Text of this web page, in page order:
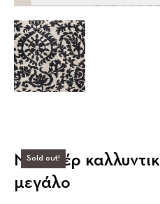
Sold out!
Νεσεσέρ
μεγάλο